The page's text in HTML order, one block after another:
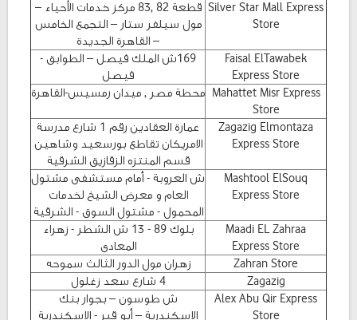
Silver Star Mall Express
Store
قطعة 82 ,83 مركز خدمات الأحياء –
مول سيلفر ستار – التجمع الخامس
– القاهرة الجديدة
Faisal ElTawabek
Express Store
169ش الملك فيصل – الطوابق -
فيصل
Mahattet Misr Express
Store
محطة مصر , ميدان رمسيس-القاهرة
Zagazig Elmontaza
Express Store
عمارة العقادين رقم 1 شارع مدرسة
الامريكان تقاطع بورسعيد وشاهين
قسم المنتزه الزقازيق الشرقية
Mashtool ElSouq
Express Store
ش العروبة - أمام مستشفى مشتول
العام و معرض الشيخ لخدمات
المحمول - مشتول السوق - الشرقية
Maadi EL Zahraa
Express Store
بلوك 89 - 13 ش الشطر - زهراء
المعادى
Zahran Store
زهران مول الدور الثالث سموحه
Zagazig
4 شارع سعد زغلول
Alex Abu Qir Express
Store
ش طوسون – بجوار بنك
الإسكندرية – أبو قير - الإسكندرية